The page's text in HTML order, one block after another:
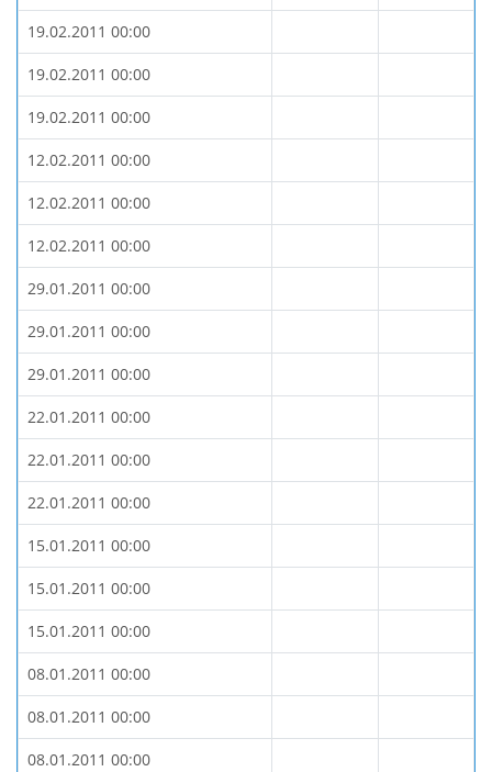
19.02.2011 00:00
19.02.2011 00:00
19.02.2011 00:00
12.02.2011 00:00
12.02.2011 00:00
12.02.2011 00:00
29.01.2011 00:00
29.01.2011 00:00
29.01.2011 00:00
22.01.2011 00:00
22.01.2011 00:00
22.01.2011 00:00
15.01.2011 00:00
15.01.2011 00:00
15.01.2011 00:00
08.01.2011 00:00
08.01.2011 00:00
08.01.2011 00:00